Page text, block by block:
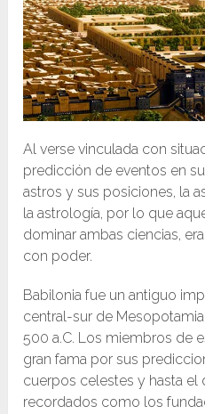
Al verse vinculada con
predicción de eventos en
astros y sus posiciones, la
la astrología, por lo que
dominar ambas ciencias,
con poder.
Babilonia fue un antiguo
central-sur de
500 a.C. Los miembros de
gran fama por sus
cuerpos celestes y hasta el
recordados como los